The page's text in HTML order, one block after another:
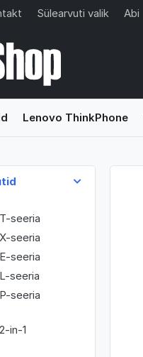
Sülearvuti valik Abi
Lenovo ThinkPhone
seeria
seeria
seeria
seeria
seeria
in-1